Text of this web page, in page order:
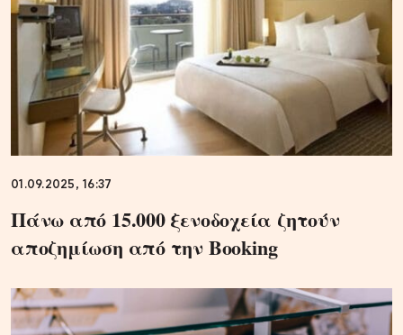
01.09.2025, 16:37
Πάνω από 15.000 ξενοδοχεία ζητούν
αποζημίωση από την Booking